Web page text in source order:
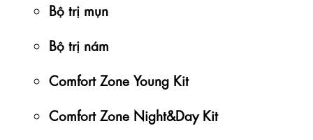
Bộ trị mụn
Bộ trị nám
Comfort Zone Young Kit
Comfort Zone Night&Day Kit